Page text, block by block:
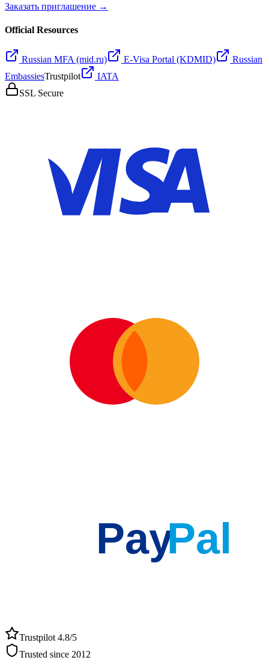
Заказать приглашение →
Official Resources
Russian MFA (mid.ru) E-Visa Portal (KDMID)
Russian
EmbassiesTrustpilot
IATA
SSL Secure
PayPal
Trustpilot 4.8/5
Trusted since 2012